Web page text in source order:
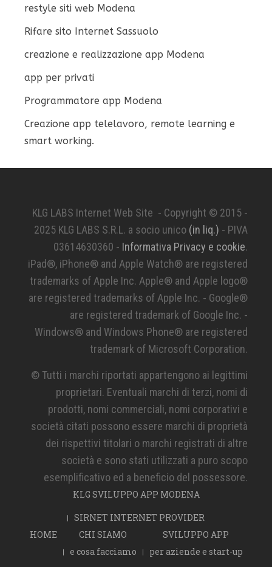
restyle siti web Modena
Rifare sito Internet Sassuolo
creazione e realizzazione app Modena
app per privati
Programmatore app Modena
Creazione app telelavoro, remote learning e
smart working.
KLG LABS Internet Web Site - Copyright © 2015 -
2025 KLG LABS S.R.L. a socio unico (in liq.) - PIVA
03614630360 - Informativa Privacy e cookie.
iPad®, iPhone® and Apple Watch® are registered
trademarks of Apple Inc. Apple® and Apple logo®
are registered trademarks of Apple Inc. - Google®
are registered trademark of Google Inc. -
Windows® and Windows Phone® are registered
trademark of Microsoft Corporation.
© Tutti i marchi riportati appartengono ai legittimi
proprietari. Eventuali marchi di terzi, nomi di
prodotti, nomi commerciali, nomi corporativi e
società citati possono essere marchi di proprietà
dei rispettivi titolari o marchi registrati di altre
società e sono stati utilizzati a puro scopo
esemplificativo ed a beneficio del possessore.
KLG SVILUPPO APP MODENA
SIRNET INTERNET PROVIDER
HOME
CHI SIAMO
e cosa facciamo
SVILUPPO APP
per aziende e start-up